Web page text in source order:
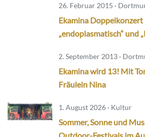
26. Februar 2015 ·
Ekamina Doppelkonzert
„endoplasmatisch“ und
2. September 2013 ·
Ekamina wird 13! Mit
Fräulein Nina
1. August 2026 · Kultur
Sommer, Sonne und
Outdoor-Festivals im